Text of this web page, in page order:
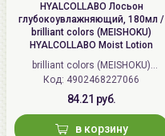
HYALCOLLABO Лосьон
глубокоувлажняющий, 180мл /
brilliant colors (MEISHOKU)
HYALCOLLABO Moist Lotion
brilliant colors (MEISHOKU)
(Япония)
Код: 4902468227066
84.21 руб.
в корзину